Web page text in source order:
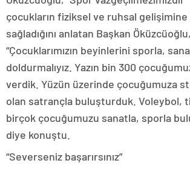
çocukların fiziksel ve ruhsal gelişimine
sağladığını anlatan Başkan Öküzcüoğlu,
“Çocuklarımızın beyinlerini sporla,
doldurmalıyız. Yazın bin 300
verdik. Yüzün üzerinde çocuğumuza
olan satrançla buluşturduk. Voleybol,
birçok çocuğumuzu sanatla, sporla
diye konuştu.
“Severseniz başarırsınız”